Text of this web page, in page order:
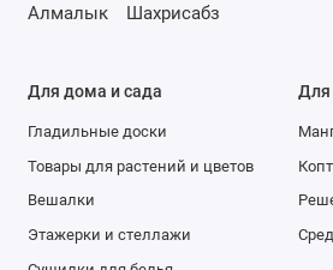
Алмалык
Шахрисабз
Для дома и сада
Гладильные доски
Товары для растений и цветов
Вешалки
Этажерки и стеллажи
Для